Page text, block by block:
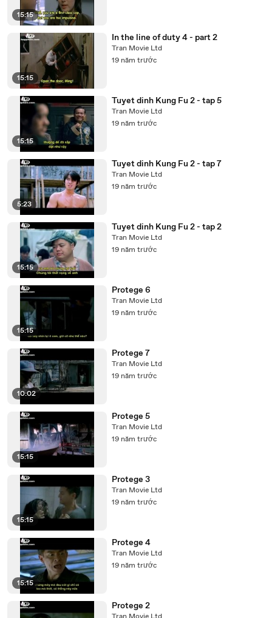
15:15
15:15
In the line of duty 4 - part 2
Tran Movie Ltd
19 năm trước
15:15
Tuyet dinh Kung Fu 2 - tap 5
Tran Movie Ltd
19 năm trước
5:23
Tuyet dinh Kung Fu 2 - tap 7
Tran Movie Ltd
19 năm trước
15:15
Tuyet dinh Kung Fu 2 - tap 2
Tran Movie Ltd
19 năm trước
15:15
Protege 6
Tran Movie Ltd
19 năm trước
10:02
Protege 7
Tran Movie Ltd
19 năm trước
15:15
Protege 5
Tran Movie Ltd
19 năm trước
15:15
Protege 3
Tran Movie Ltd
19 năm trước
15:15
Protege 4
Tran Movie Ltd
19 năm trước
Protege 2